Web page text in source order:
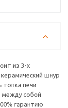
из 3-х
шнур
топка печи
между собой
гарантию